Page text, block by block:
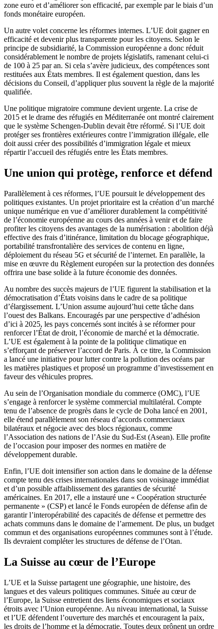
zone euro et d’améliorer son efficacité, par exemple par le biais d’un
fonds monétaire européen.
Un autre volet concerne les réformes internes. L’UE doit gagner en
efficacité et devenir plus transparente pour les citoyens. Selon le
principe de subsidiarité, la Commission européenne a donc réduit
considérablement le nombre de projets législatifs, ramenant celui-ci
de 100 à 25 par an. Si cela s’avère judicieux, des compétences sont
restituées aux États membres. Il est également question, dans les
décisions du Conseil, d’appliquer plus souvent la règle de la majorité
qualifiée.
Une politique migratoire commune devient urgente. La crise de
2015 et le drame des réfugiés en Méditerranée ont montré clairement
que le système Schengen-Dublin devait être réformé. Si l’UE doit
protéger ses frontières extérieures contre l’immigration illégale, elle
doit aussi créer des possibilités d’immigration légale et mieux
répartir l’accueil des réfugiés entre les États membres.
Une union qui protège, renforce et défend
Parallèlement à ces réformes, l’UE poursuit le développement des
politiques existantes. Un projet prioritaire est la création d’un marché
unique numérique en vue d’améliorer durablement la compétitivité
de l’économie européenne au cours des années à venir et de faire
profiter les citoyens des avantages de la numérisation : abolition déjà
effective des frais d’itinérance, limitation du blocage géographique,
portabilité transfrontalière des services de contenu en ligne,
déploiement du réseau 5G et sécurité de l’internet. En parallèle, la
mise en œuvre du Règlement européen sur la protection des données
offrira une base solide à la future économie des données.
Au nombre des succès majeurs de l’UE figurent la stabilisation et la
démocratisation d’États voisins dans le cadre de sa politique
d’élargissement. L’Union assume aujourd’hui cette tâche dans
l’ouest des Balkans. Encouragés par une perspective d’adhésion
d’ici à 2025, les pays concernés sont incités à se réformer pour
renforcer l’État de droit, l’économie de marché et la démocratie.
L’UE est également à la pointe de la politique climatique en
s’efforçant de préserver l’accord de Paris. À ce titre, la Commission
a lancé une initiative pour lutter contre la pollution des océans par
les matières plastiques et proposé un programme d’investissement en
faveur des véhicules propres.
Au sein de l’Organisation mondiale du commerce (OMC), l’UE
s’engage à renforcer le système commercial multilatéral. Compte
tenu de l’absence de progrès dans le cycle de Doha lancé en 2001,
elle étend parallèlement son réseau d’accords commerciaux
bilatéraux et négocie avec des blocs régionaux, comme
l’Association des nations de l’Asie du Sud-Est (Asean). Elle profite
de l’occasion pour imposer des normes en matière de
développement durable.
Enfin, l’UE doit intensifier son action dans le domaine de la défense
compte tenu des crises internationales dans son voisinage immédiat
et d’un possible affaiblissement des garanties de sécurité
américaines. En 2017, elle a instauré une « Coopération structurée
permanente » (CSP) et lancé le Fonds européen de défense afin de
garantir l’interopérabilité des capacités de défense et permettre des
achats communs dans le domaine de l’armement. De plus, un budget
commun et des organisations européennes communes sont à l’étude.
Ils devraient compléter les structures de défense de l’Otan.
La Suisse au cœur de l’Europe
L’UE et la Suisse partagent une géographie, une histoire, des
langues et des valeurs politiques communes. Située au cœur de
l’Europe, la Suisse entretient des liens économiques et sociaux
étroits avec l’Union européenne. Au niveau international, la Suisse
et l’UE défendent l’ouverture des marchés et encouragent la paix,
les droits de l’homme et la démocratie. Toutes deux prônent un ordre